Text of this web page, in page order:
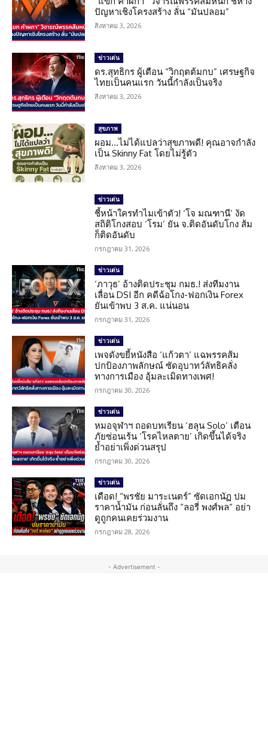
ปัญหาเชิงโครงสร้าง ลั่น “มันปลอม”
สิงหาคม 3, 2026
ข่าวเด่น
ดร.สุทธิกร ผู้เตือน “วิกฤตต้มกบ” เศรษฐกิจ
ไทยเป็นคนแรก วันนี้กำลังเป็นจริง
สิงหาคม 3, 2026
สุขภาพ
ผอม…ไม่ได้แปลว่าสุขภาพดี! คุณอาจกำลัง
เป็น Skinny Fat โดยไม่รู้ตัว
สิงหาคม 3, 2026
ข่าวเด่น
ชี้หน้าใครทำไมเข้าตัว! ‘โจ มณฑานี’ งัด
สถิติโกงสอบ ‘โรม’ ยัน จ.ติดอันดับโกง ส้ม
ก็ติดอันดับ
กรกฎาคม 31, 2026
ข่าวเด่น
‘ภาวุธ’ อ้างติดประชุม กมธ.! ส่งทีมงาน
เลื่อน DSI อีก คดีฉ้อโกง-ฟอกเงิน Forex
ยันเข้าพบ 3 ส.ค. แน่นอน
กรกฎาคม 31, 2026
ข่าวเด่น
เพจดังขยี้หนังสือ ‘แก้วตา’ แฉพรรคส้ม
ปกป้องภาพลักษณ์ ซัดอุบาทว์ลัทธิคลั่ง
ทางการเมือง อุ้มละเมิดทางเพศ!
กรกฎาคม 30, 2026
ข่าวเด่น
หมอจุฬาฯ ถอดบทเรียน ‘ฮลุน Solo’ เตือน
ภัยซ่อนเร้น ‘โรคไหลตาย’ เกิดขึ้นได้จริง
ย้ำอย่าเพิ่งด่วนสรุป
กรกฎาคม 30, 2026
ข่าวเด่น
เดือด! “พรชัย มาระเนตร์” ซัดเอกนัฏ ปม
ราคาน้ำมัน ก่อนลั่นถึง “ลอรี่ พงศ์พล” อย่า
ดูถูกคนเคยร่วมงาน
กรกฎาคม 28, 2026
- Advertisement -